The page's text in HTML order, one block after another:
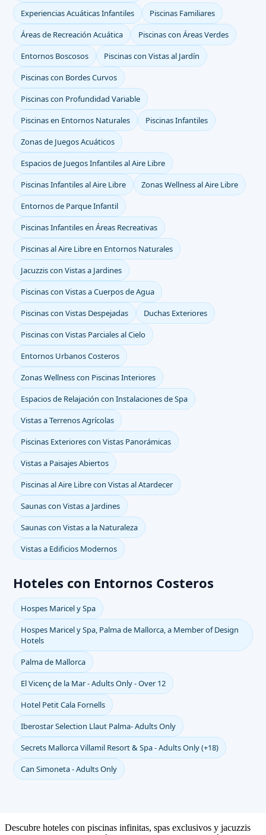
Experiencias Acuáticas Infantiles
Piscinas Familiares
Áreas de Recreación Acuática
Piscinas con Áreas Verdes
Entornos Boscosos
Piscinas con Vistas al Jardín
Piscinas con Bordes Curvos
Piscinas con Profundidad Variable
Piscinas en Entornos Naturales
Piscinas Infantiles
Zonas de Juegos Acuáticos
Espacios de Juegos Infantiles al Aire Libre
Piscinas Infantiles al Aire Libre
Zonas Wellness al Aire Libre
Entornos de Parque Infantil
Piscinas Infantiles en Áreas Recreativas
Piscinas al Aire Libre en Entornos Naturales
Jacuzzis con Vistas a Jardines
Piscinas con Vistas a Cuerpos de Agua
Piscinas con Vistas Despejadas
Duchas Exteriores
Piscinas con Vistas Parciales al Cielo
Entornos Urbanos Costeros
Zonas Wellness con Piscinas Interiores
Espacios de Relajación con Instalaciones de Spa
Vistas a Terrenos Agrícolas
Piscinas Exteriores con Vistas Panorámicas
Vistas a Paisajes Abiertos
Piscinas al Aire Libre con Vistas al Atardecer
Saunas con Vistas a Jardines
Saunas con Vistas a la Naturaleza
Vistas a Edificios Modernos
Hoteles con Entornos Costeros
Hospes Maricel y Spa
Hospes Maricel y Spa, Palma de Mallorca, a Member of Design
Hotels
Palma de Mallorca
El Vicenç de la Mar - Adults Only - Over 12
Hotel Petit Cala Fornells
Iberostar Selection Llaut Palma- Adults Only
Secrets Mallorca Villamil Resort & Spa - Adults Only (+18)
Can Simoneta - Adults Only
Descubre hoteles con piscinas infinitas, spas exclusivos y jacuzzis